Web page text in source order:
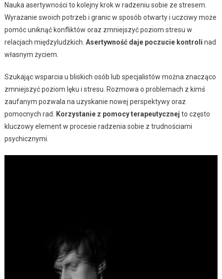
Nauka asertywności to kolejny krok w radzeniu sobie ze stresem.
Wyrażanie swoich potrzeb i granic w sposób otwarty i uczciwy może
pomóc uniknąć konfliktów oraz zmniejszyć poziom stresu w
relacjach międzyludzkich. Asertywność daje poczucie kontroli nad
własnym życiem.
Szukając wsparcia u bliskich osób lub specjalistów można znacząco
zmniejszyć poziom lęku i stresu. Rozmowa o problemach z kimś
zaufanym pozwala na uzyskanie nowej perspektywy oraz
pomocnych rad. Korzystanie z pomocy terapeutycznej to często
kluczowy element w procesie radzenia sobie z trudnościami
psychicznymi.